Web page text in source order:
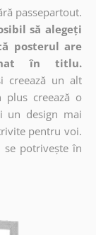
passepartout.
să alegeți
posterul are
în titlu.
creează un alt
plus creează o
un design mai
pentru voi.
se potrivește în